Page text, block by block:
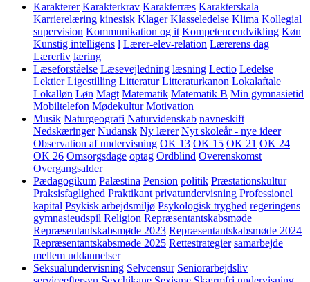
Karakterer Karakterkrav Karakterræs Karakterskala
Karrierelæring kinesisk Klager Klasseledelse Klima Kollegial
supervision Kommunikation og it Kompetenceudvikling Køn
Kunstig intelligens l Lærer-elev-relation Lærerens dag
Lærerliv læring
Læseforståelse Læsevejledning læsning Lectio Ledelse
Lektier Ligestilling Litteratur Litteraturkanon Lokalaftale
Lokalløn Løn Magt Matematik Matematik B Min gymnasietid
Mobiltelefon Mødekultur Motivation
Musik Naturgeografi Naturvidenskab navneskift
Nedskæringer Nudansk Ny lærer Nyt skoleår - nye ideer
Observation af undervisning OK 13 OK 15 OK 21 OK 24
OK 26 Omsorgsdage optag Ordblind Overenskomst
Overgangsalder
Pædagogikum Palæstina Pension politik Præstationskultur
Praksisfaglighed Praktikant privatundervisning Professionel
kapital Psykisk arbejdsmiljø Psykologisk tryghed regeringens
gymnasieudspil Religion Repræsentantskabsmøde
Repræsentantskabsmøde 2023 Repræsentantskabsmøde 2024
Repræsentantskabsmøde 2025 Rettestrategier samarbejde
mellem uddannelser
Seksualundervisning Selvcensur Seniorarbejdsliv